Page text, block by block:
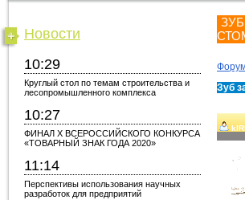
Новости
10:29
Круглый стол по темам строительства и
лесопромышленного комплекса
10:27
ФИНАЛ X ВСЕРОССИЙСКОГО КОНКУРСА
«ТОВАРНЫЙ ЗНАК ГОДА 2020»
11:14
Перспективы использования научных
разработок для предприятий
Зуб